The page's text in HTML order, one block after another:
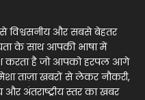
विश्वसनीय और सबसे बेहतर
के साथ आपकी भाषा में
करता है जो आपको हरपल आगे
ताज़ा खबरों से लेकर नौकरी,
और अंतराष्ट्रीय स्तर का खबर